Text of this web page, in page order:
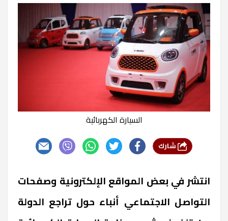
السيارة الكهربائية
انتشر في بعض المواقع الإلكترونية وصفحات
التواصل الاجتماعي أنباء حول تراجع الدولة